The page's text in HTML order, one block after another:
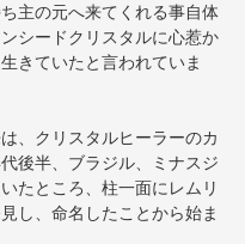
主の元へ来てくれる事自体
シードクリスタルに心惹か
きていたと言われていま
、クリスタルヒーラーのカ
後半、ブラジル、ミナスジ
たところ、柱一面にレムリ
し、命名したことから始ま